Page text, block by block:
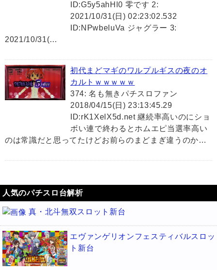
ID:G5y5ahHl0 零です 2:
2021/10/31(日) 02:23:02.532
ID:NPwbeluVa ジャグラー 3:
2021/10/31(…
初代まどマギのワルプルギスの夜のオ
カルトｗｗｗｗｗ
374: 名も無きパチスロファン
2018/04/15(日) 23:13:45.29
ID:rK1XelX5d.net 継続率高いのにショ
ボい連で終わるとホムエピ当選率高い
のは常識だと思ってたけどお前らのまどまぎ違うのか…
人気のパチスロ台解析
真・北斗無双スロット新台
エヴァンゲリオンフェスティバルスロッ
ト新台